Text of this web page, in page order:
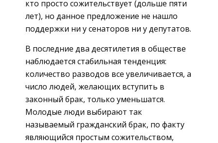
кто просто сожительствует (дольше пяти
лет), но данное предложение не нашло
поддержки ни у сенаторов ни у депутатов.
В последние два десятилетия в обществе
наблюдается стабильная тенденция:
количество разводов все увеличивается, а
число людей, желающих вступить в
законный брак, только уменьшатся.
Молодые люди выбирают так
называемый гражданский брак, по факту
являющийся простым сожительством,